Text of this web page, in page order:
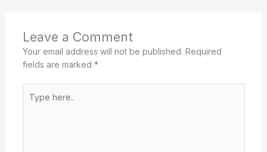
Leave a Comment
Your email address will not be published. Required
fields are marked *
here..